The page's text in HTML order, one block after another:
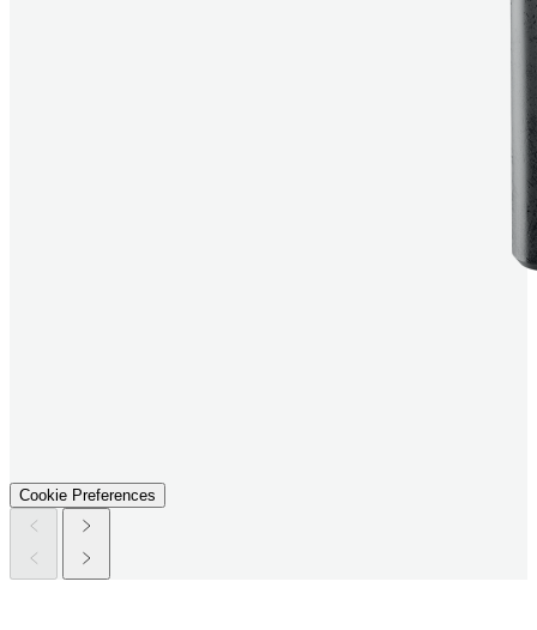
Cookie Preferences